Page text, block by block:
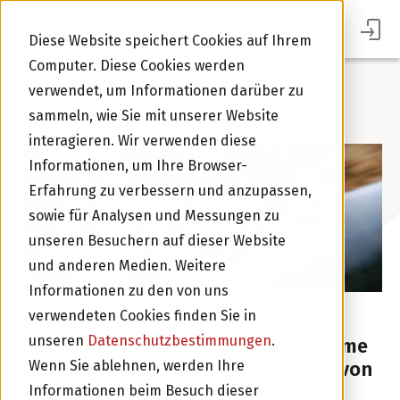
Diese Website speichert Cookies auf Ihrem
Computer. Diese Cookies werden
verwendet, um Informationen darüber zu
sammeln, wie Sie mit unserer Website
interagieren. Wir verwenden diese
Informationen, um Ihre Browser-
Erfahrung zu verbessern und anzupassen,
sowie für Analysen und Messungen zu
unseren Besuchern auf dieser Website
und anderen Medien. Weitere
Informationen zu den von uns
verwendeten Cookies finden Sie in
unseren Datenschutzbestimmungen.
Wenn Sie ablehnen, werden Ihre
Informationen beim Besuch dieser
Im Portal Anmelden
Beiträge über Interview
KMU FIRMENKREDIT INTERVIEW
Firmenübernahme Kredit – Übernahme
statt Neugründung: die Geschichte von
Valon Denjali